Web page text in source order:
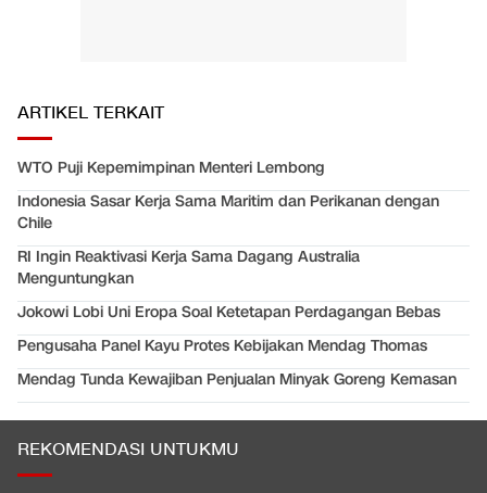
ARTIKEL TERKAIT
WTO Puji Kepemimpinan Menteri Lembong
Indonesia Sasar Kerja Sama Maritim dan Perikanan dengan
Chile
RI Ingin Reaktivasi Kerja Sama Dagang Australia
Menguntungkan
Jokowi Lobi Uni Eropa Soal Ketetapan Perdagangan Bebas
Pengusaha Panel Kayu Protes Kebijakan Mendag Thomas
Mendag Tunda Kewajiban Penjualan Minyak Goreng Kemasan
REKOMENDASI UNTUKMU